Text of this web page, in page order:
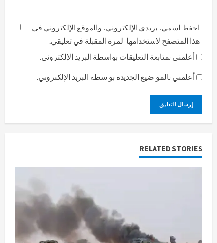
احفظ اسمي، بريدي الإلكتروني، والموقع الإلكتروني في
هذا المتصفح لاستخدامها المرة المقبلة في تعليقي.
أعلمني بمتابعة التعليقات بواسطة البريد الإلكتروني.
أعلمني بالمواضيع الجديدة بواسطة البريد الإلكتروني.
RELATED STORIES